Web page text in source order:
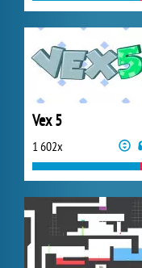
Vex 5
1 602x